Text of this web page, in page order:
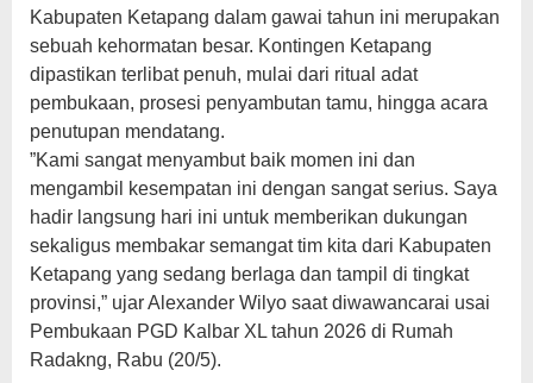
Kabupaten Ketapang dalam gawai tahun ini merupakan
sebuah kehormatan besar. Kontingen Ketapang
dipastikan terlibat penuh, mulai dari ritual adat
pembukaan, prosesi penyambutan tamu, hingga acara
penutupan mendatang.
​”Kami sangat menyambut baik momen ini dan
mengambil kesempatan ini dengan sangat serius. Saya
hadir langsung hari ini untuk memberikan dukungan
sekaligus membakar semangat tim kita dari Kabupaten
Ketapang yang sedang berlaga dan tampil di tingkat
provinsi,” ujar Alexander Wilyo saat diwawancarai usai
Pembukaan PGD Kalbar XL tahun 2026 di Rumah
Radakng, Rabu (20/5).